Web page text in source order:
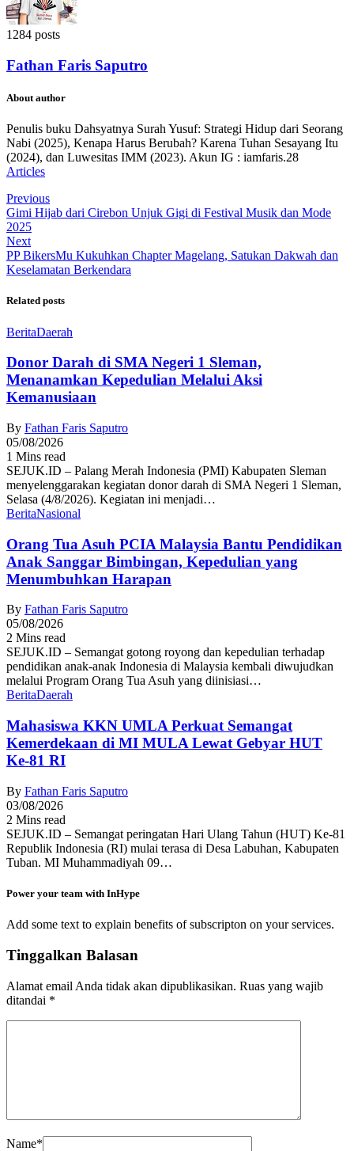
1284 posts
Fathan Faris Saputro
About author
Penulis buku Dahsyatnya Surah Yusuf: Strategi Hidup dari Seorang
Nabi (2025), Kenapa Harus Berubah? Karena Tuhan Sesayang Itu
(2024), dan Luwesitas IMM (2023). Akun IG : iamfaris.28
Articles
Previous
Gimi Hijab dari Cirebon Unjuk Gigi di Festival Musik dan Mode
2025
Next
PP BikersMu Kukuhkan Chapter Magelang, Satukan Dakwah dan
Keselamatan Berkendara
Related posts
BeritaDaerah
Donor Darah di SMA Negeri 1 Sleman,
Menanamkan Kepedulian Melalui Aksi
Kemanusiaan
By Fathan Faris Saputro
05/08/2026
1 Mins read
SEJUK.ID – Palang Merah Indonesia (PMI) Kabupaten Sleman
menyelenggarakan kegiatan donor darah di SMA Negeri 1 Sleman,
Selasa (4/8/2026). Kegiatan ini menjadi…
BeritaNasional
Orang Tua Asuh PCIA Malaysia Bantu Pendidikan
Anak Sanggar Bimbingan, Kepedulian yang
Menumbuhkan Harapan
By Fathan Faris Saputro
05/08/2026
2 Mins read
SEJUK.ID – Semangat gotong royong dan kepedulian terhadap
pendidikan anak-anak Indonesia di Malaysia kembali diwujudkan
melalui Program Orang Tua Asuh yang diinisiasi…
BeritaDaerah
Mahasiswa KKN UMLA Perkuat Semangat
Kemerdekaan di MI MULA Lewat Gebyar HUT
Ke-81 RI
By Fathan Faris Saputro
03/08/2026
2 Mins read
SEJUK.ID – Semangat peringatan Hari Ulang Tahun (HUT) Ke-81
Republik Indonesia (RI) mulai terasa di Desa Labuhan, Kabupaten
Tuban. MI Muhammadiyah 09…
Power your team with InHype
Add some text to explain benefits of subscripton on your services.
Tinggalkan Balasan
Alamat email Anda tidak akan dipublikasikan. Ruas yang wajib
ditandai *
Name*